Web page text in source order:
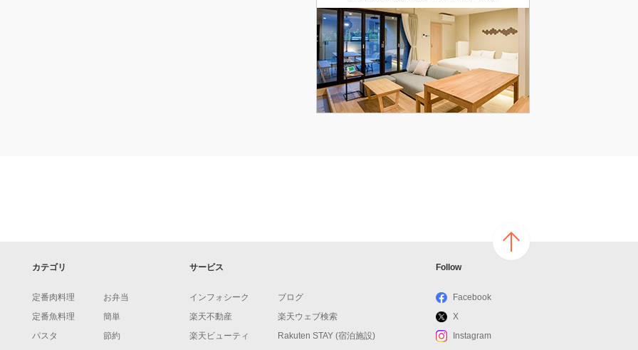
カテゴリ
定番肉料理
定番魚料理
パスタ
お弁当
簡単
節約
サービス
インフォシーク
楽天不動産
楽天ビューティ
ブログ
楽天ウェブ検索
Rakuten STAY (宿泊施設)
Follow
Facebook
X
Instagram